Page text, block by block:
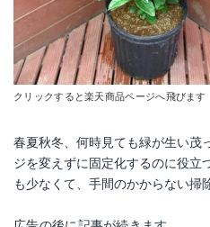
クリックすると楽天商品ページへ飛びます
春夏秋冬、何時見ても緑が生い茂
ジを変えずに固定化するのに役立
も少なくて、手間のかからない掃